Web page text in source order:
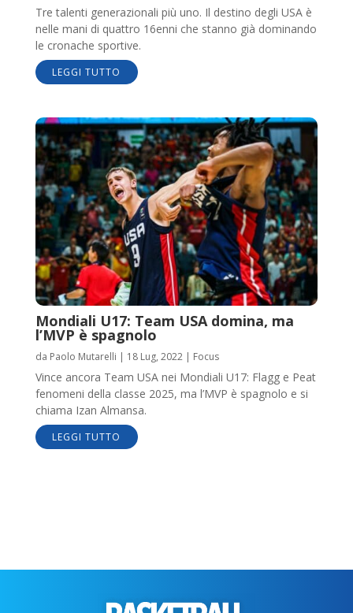
Tre talenti generazionali più uno. Il destino degli USA è
nelle mani di quattro 16enni che stanno già dominando
le cronache sportive.
LEGGI TUTTO
Mondiali U17: Team USA domina, ma
l’MVP è spagnolo
da Paolo Mutarelli | 18 Lug, 2022| Focus
Vince ancora Team USA nei Mondiali U17: Flagg e Peat
fenomeni della classe 2025, ma l’MVP è spagnolo e si
chiama Izan Almansa.
LEGGI TUTTO